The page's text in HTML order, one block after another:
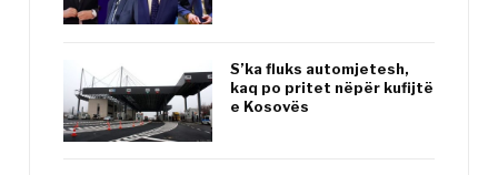
S’ka fluks automjetesh,
kaq po pritet nëpër kufijtë
e Kosovës